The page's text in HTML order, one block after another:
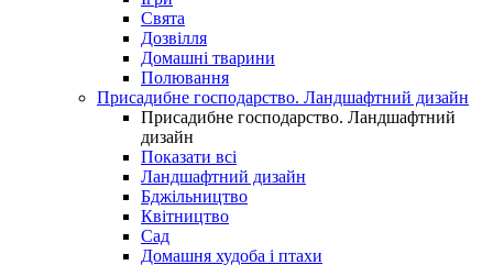
Свята
Дозвілля
Домашні тварини
Полювання
Присадибне господарство. Ландшафтний дизайн
Присадибне господарство. Ландшафтний
дизайн
Показати всі
Ландшафтний дизайн
Бджільництво
Квітництво
Сад
Домашня худоба і птахи